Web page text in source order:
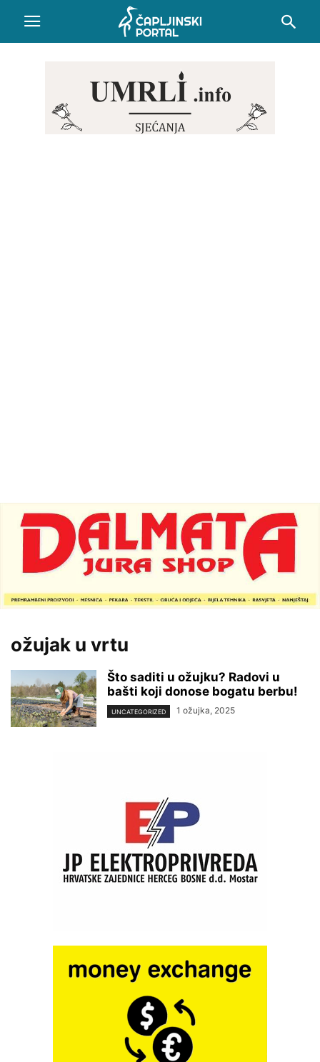
ožujak u vrtu
Što saditi u ožujku? Radovi u
bašti koji donose bogatu berbu!
UNCATEGORIZED 1 ožujka, 2025